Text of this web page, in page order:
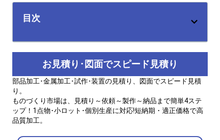
目次
お見積り･図面でスピード見積り
部品加工･金属加工･試作･装置の見積り、図面でスピード見積
り。
ものづくり市場は、見積り～依頼～製作～納品まで簡単4ステ
ップ！1点物･小ロット･個別生産に対応!短納期・適正価格で高
品質加工。